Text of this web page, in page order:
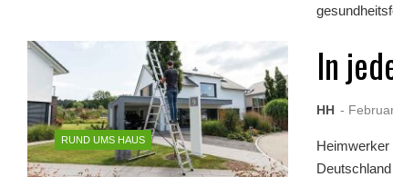
RUND UMS HAUS
In
HH -
Heimwerker